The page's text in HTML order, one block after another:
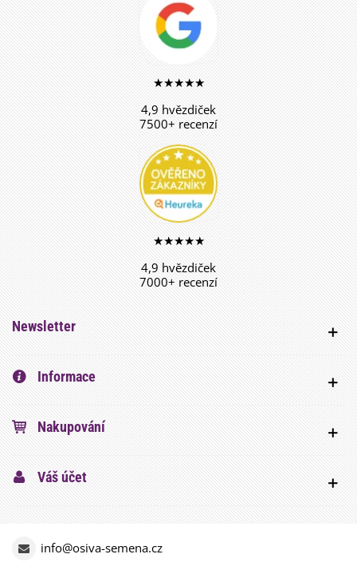
★★★★★
4,9 hvězdiček
7500+ recenzí
★★★★★
4,9 hvězdiček
7000+ recenzí
Newsletter
Informace
Nakupování
Váš účet
info@osiva-semena.cz